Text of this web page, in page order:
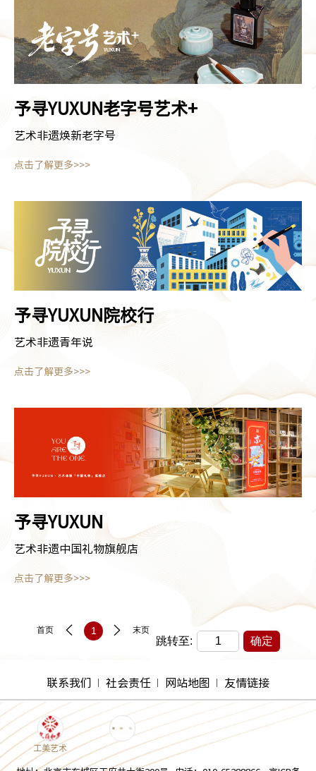
点击了解更多>>>
予寻YUXUN 老字号艺术+
艺术非遗焕新老字号
点击了解更多>>>
予寻YUXUN 院校行
艺术非遗青年说
点击了解更多>>>
予寻YUXUN
艺术非遗中国礼物旗舰店
首页 1 末页
跳转至: 确定
联系我们 社会责任 网站地图 友情链接
工美艺术